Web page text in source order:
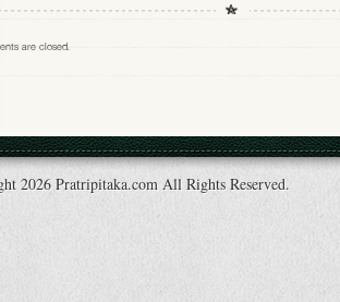
are closed.
2026 Pratripitaka.com All Rights Reserved.